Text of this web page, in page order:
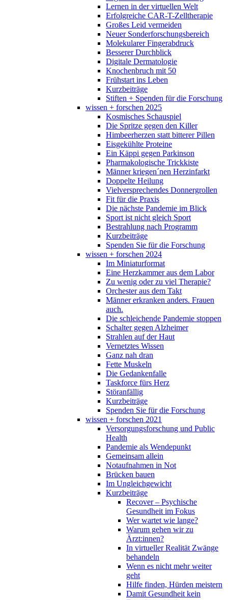
Lernen in der virtuellen Welt
Erfolgreiche CAR-T-Zelltherapie
Großes Leid vermeiden
Neuer Sonderforschungsbereich
Molekularer Fingerabdruck
Besserer Durchblick
Digitale Dermatologie
Knochenbruch mit 50
Frühstart ins Leben
Kurzbeiträge
Stiften + Spenden für die Forschung
wissen + forschen 2025
Kosmisches Schauspiel
Die Spritze gegen den Killer
Himbeerherzen statt bitterer Pillen
Eisgekühlte Proteine
Ein Käppi gegen Parkinson
Pharmakologische Trickkiste
Männer kriegen´nen Herzinfarkt
Doppelte Heilung
Vielversprechendes Donnergrollen
Fit für die Praxis
Die nächste Pandemie im Blick
Sport ist nicht gleich Sport
Bestrahlung nach Programm
Kurzbeiträge
Spenden Sie für die Forschung
wissen + forschen 2024
Im Miniaturformat
Eine Herzkammer aus dem Labor
Zu wenig oder zu viel Therapie?
Orchester aus dem Takt
Männer erkranken anders. Frauen
auch.
Die schleichende Pandemie stoppen
Schalter gegen Alzheimer
Strahlen auf der Haut
Vernetztes Wissen
Ganz nah dran
Fette Muskeln
Die Gedankenfalle
Taskforce fürs Herz
Störanfällig
Kurzbeiträge
Spenden Sie für die Forschung
wissen + forschen 2021
Versorgungsforschung und Public
Health
Pandemie als Wendepunkt
Gemeinsam allein
Notaufnahmen in Not
Brücken bauen
Im Ungleichgewicht
Kurzbeiträge
Recover – Psychische
Gesundheit im Fokus
Wer wartet wie lange?
Warum gehen wir zu
Ärzt:innen?
In virtueller Realität Zwänge
behandeln
Wenn es nicht mehr weiter
geht
Hilfe finden, Hürden meistern
Damit Gesundheit kein